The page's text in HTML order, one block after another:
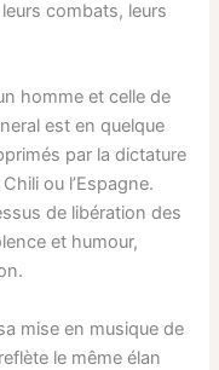
combats, leurs
homme et celle de
est en quelque
par la dictature
ou l’Espagne.
de libération des
et humour,
mise en musique de
le même élan